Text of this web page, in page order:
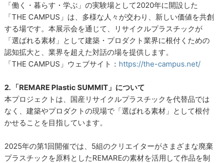
「働く・暮らす・学ぶ」の実験場として2020年に開設した
「THE CAMPUS」は、多様な人々が交わり、新しい価値を共創
する場です。本展示会を通じて、リサイクルプラスチックが
「選ばれる素材」として建築・プロダクト業界に根付くための
認知拡大と、業界を超えた対話の場を提供します。
「THE CAMPUS」ウェブサイト： https://the-campus.net/
2. 「REMARE Plastic SUMMIT」について
本プロジェクトは、国産リサイクルプラスチックを代替品では
なく、建築やプロダクトの現場で「選ばれる素材」として根付
かせることを目指しています。
2025年の第1回開催では、5組のクリエイターがさまざまな廃棄
プラスチックを原料としたREMAREの素材を活用して作品を制